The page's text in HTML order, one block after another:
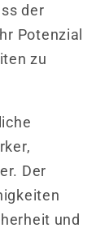
der
Potenzial
zu
Der
und